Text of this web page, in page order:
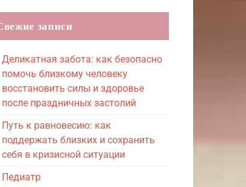
записи
Деликатная забота: как безопасно
помочь близкому человеку
восстановить силы и здоровье
после праздничных застолий
Путь к равновесию: как
поддержать близких и сохранить
себя в кризисной ситуации
Педиатр